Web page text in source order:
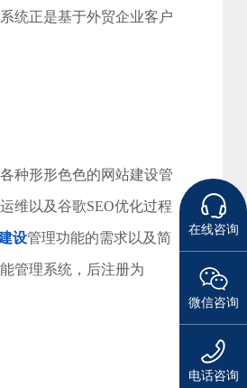
统正是基于外贸企业客户
种形形色色的网站建设管
维以及谷歌SEO优化过程
设管理功能的需求以及简
管理系统，后注册为
在线咨询
微信咨询
电话咨询